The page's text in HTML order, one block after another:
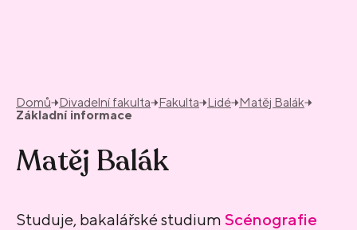
Domů Divadelní fakulta Fakulta Lidé Matěj Balák
Základní informace
Matěj Balák
Studuje, bakalářské studium Scénografie